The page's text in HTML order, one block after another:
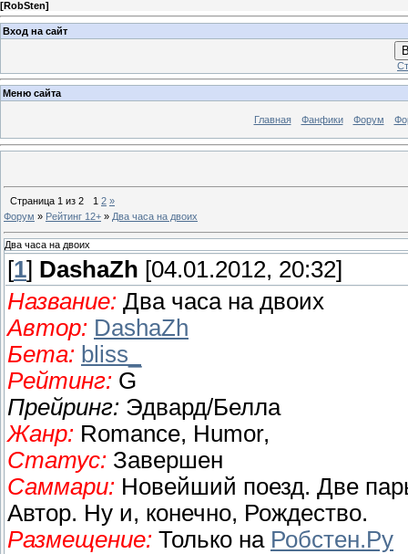
[RobSten]
Вход на сайт
Меню сайта
Главная Фанфики Форум
Страница 1 из 2 1 2 »
Форум » Рейтинг 12+ » Два часа на двоих
Два часа на двоих
[1] DashaZh [04.01.2012, 20:32]
Название: Два часа на двоих
Автор: DashaZh
Бета: bliss_
Рейтинг: G
Прейринг: Эдвард/Белла
Жанр: Romance, Humor,
Статус: Завершен
Саммари: Новейший поезд. Две
Автор. Ну и, конечно, Рождество.
Размещение: Только на Робстен.Ру